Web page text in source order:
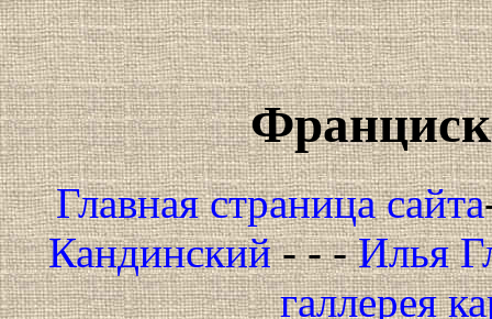
Главная страница сайта
Кандинский- - -Илья
галлерея